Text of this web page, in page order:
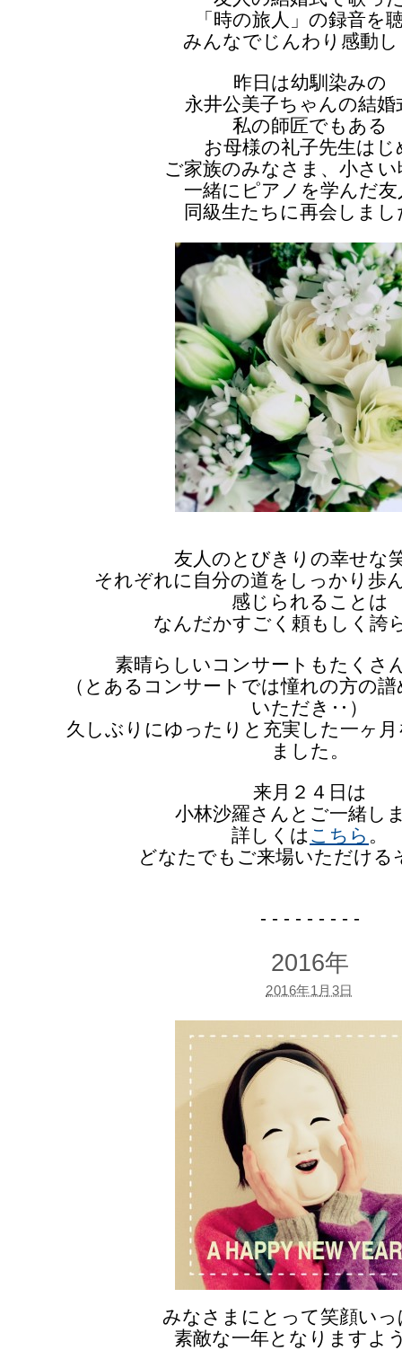
「時の旅人」の録音を
みんなでじんわり感動し
昨日は幼馴染みの
永井公美子ちゃんの結婚
私の師匠でもある
お母様の礼子先生はじ
ご家族のみなさま、小さ
一緒にピアノを学んだ友
同級生たちに再会しまし
友人のとびきりの幸せな
それぞれに自分の道をしっかり歩
感じられることは
なんだかすごく頼もしく誇
素晴らしいコンサートもたくさ
（とあるコンサートでは憧れの方の
いただき‥）
久しぶりにゆったりと充実した一ヶ
ました。
来月２４日は
小林沙羅さんとご一緒し
詳しくは こちら 。
どなたでもご来場いただける
- - - - - - - - -
2016年
2016年1月3日
みなさまにとって笑顔い
素敵な一年となりますよ